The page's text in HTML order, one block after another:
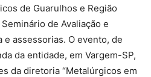
de Guarulhos e Região
de Avaliação e
assessorias. O evento, de
da entidade, em Vargem-SP,
da diretoria “Metalúrgicos em